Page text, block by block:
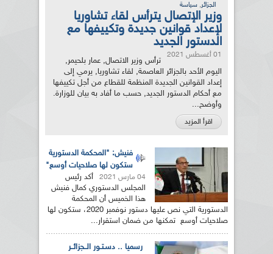
الجزائر, سياسة
وزير الإتصال يترأس لقاء تشاوريا
لإعداد قوانين جديدة وتكييفها مع
الدستور الجديد
01 أغسطس 2021
ترأس وزير الاتصال, عمار بلحيمر,
اليوم الأحد بالجزائر العاصمة, لقاء تشاوريا, يرمي إلى
إعداد القوانين الجديدة المنظمة للقطاع من أجل تكييفها
مع أحكام الدستور الجديد, حسب ما أفاد به بيان للوزارة.
وأوضح...
اقرأ المزيد
فنيش: "المحكمة الدستورية
ستكون لها صلاحيات أوسع"
04 مارس 2021
أكد رئيس
المجلس الدستوري كمال فنيش
هذا الخميس أن المحكمة
الدستورية التي نص عليها دستور نوفمبر 2020، ستكون لها
صلاحيات أوسع تمكنها من ضمان استقرار...
رسميا .. دسـتـور الــجزائــر